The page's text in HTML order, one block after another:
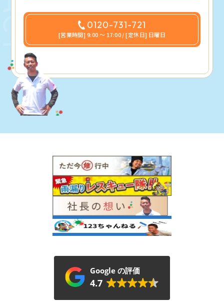
0120-731-721
[営業時間] 9:00 〜 17:00 / [定休日] 日曜日
Google の評価
4.7